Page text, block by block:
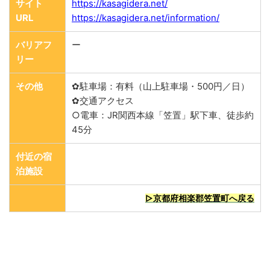
サイト
URL
https://kasagidera.net/
https://kasagidera.net/information/
バリアフ
リー
ー
その他
✿駐車場：有料（山上駐車場・500円／日）
✿交通アクセス
○電車：JR関西本線「笠置」駅下車、徒歩約
45分
付近の宿
泊施設
▷京都府相楽郡笠置町へ戻る